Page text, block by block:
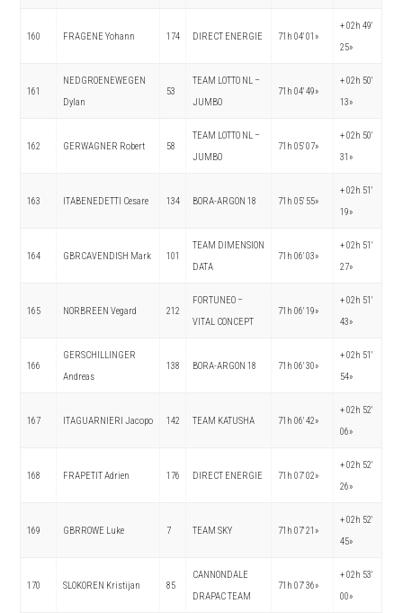
160 FRAGENE Yohann 174 DIRECT ENERGIE 71h 04′ 01»
+ 02h 49′
25»
161
NEDGROENEWEGEN
Dylan
53
TEAM LOTTO NL –
JUMBO
71h 04′ 49»
+ 02h 50′
13»
162 GERWAGNER Robert 58
TEAM LOTTO NL –
JUMBO
71h 05′ 07»
+ 02h 50′
31»
163 ITABENEDETTI Cesare 134 BORA-ARGON 18 71h 05′ 55»
+ 02h 51′
19»
164 GBRCAVENDISH Mark 101
TEAM DIMENSION
DATA
71h 06′ 03»
+ 02h 51′
27»
165 NORBREEN Vegard 212
FORTUNEO –
VITAL CONCEPT
71h 06′ 19»
+ 02h 51′
43»
166
GERSCHILLINGER
Andreas
138 BORA-ARGON 18 71h 06′ 30»
+ 02h 51′
54»
167 ITAGUARNIERI Jacopo 142 TEAM KATUSHA 71h 06′ 42»
+ 02h 52′
06»
168 FRAPETIT Adrien 176 DIRECT ENERGIE 71h 07′ 02»
+ 02h 52′
26»
169 GBRROWE Luke 7 TEAM SKY 71h 07′ 21»
+ 02h 52′
45»
170 SLOKOREN Kristijan 85
CANNONDALE
DRAPAC TEAM
71h 07′ 36»
+ 02h 53′
00»